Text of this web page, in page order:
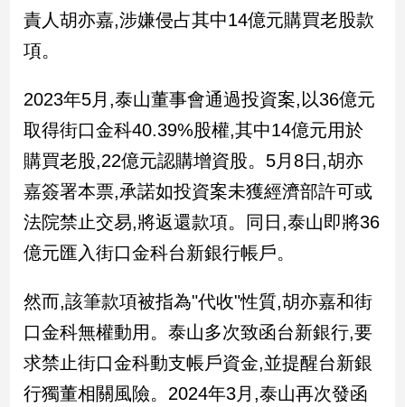
政
治
焦
品
點
民
調
國
會
點
觀
兩
責人胡亦嘉,涉嫌侵占其中14億元購買老股款
項。
2023年5月,泰山董事會通過投資案,以36億元
取得街口金科40.39%股權,其中14億元用於
購買老股,22億元認購增資股。5月8日,胡亦
嘉簽署本票,承諾如投資案未獲經濟部許可或
法院禁止交易,將返還款項。同日,泰山即將36
億元匯入街口金科台新銀行帳戶。
然而,該筆款項被指為"代收"性質,胡亦嘉和街
口金科無權動用。泰山多次致函台新銀行,要
求禁止街口金科動支帳戶資金,並提醒台新銀
行獨董相關風險。2024年3月,泰山再次發函